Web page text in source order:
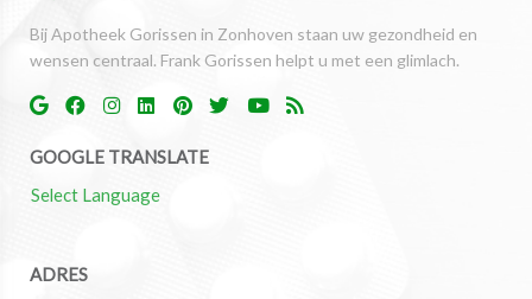
Bij Apotheek Gorissen in Zonhoven staan uw gezondheid en
wensen centraal. Frank Gorissen helpt u met een glimlach.
GOOGLE TRANSLATE
Select Language
ADRES